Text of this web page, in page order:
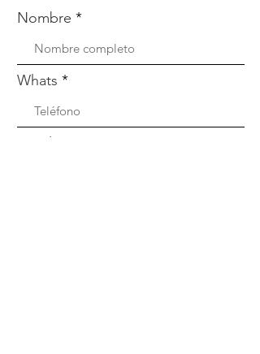
Nombre
Whats
Email